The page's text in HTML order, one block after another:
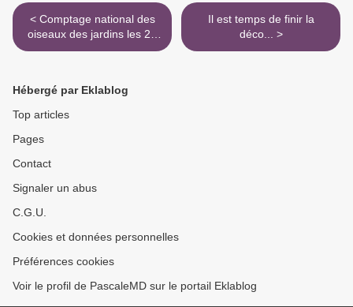
< Comptage national des
oiseaux des jardins les 27
et 28 janvier 2024 !
Il est temps de finir la
déco... >
Hébergé par Eklablog
Top articles
Pages
Contact
Signaler un abus
C.G.U.
Cookies et données personnelles
Préférences cookies
Voir le profil de PascaleMD sur le portail Eklablog